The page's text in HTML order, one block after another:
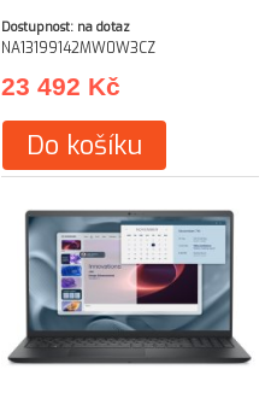
Dostupnost: na dotaz
NA13199142MW0W3CZ
23 492 Kč
Do košíku